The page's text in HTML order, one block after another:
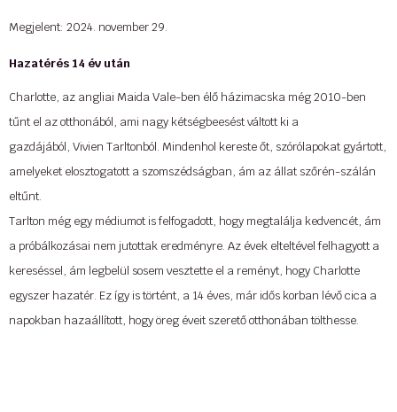
Megjelent: 2024. november 29.
Hazatérés 14 év után
Charlotte, az angliai Maida Vale-ben élő házimacska még 2010-ben
tűnt el az otthonából, ami nagy kétségbeesést váltott ki a
gazdájából, Vivien Tarltonból. Mindenhol kereste őt, szórólapokat gyártott,
amelyeket elosztogatott a szomszédságban, ám az állat szőrén-szálán
eltűnt.
Tarlton még egy médiumot is felfogadott, hogy megtalálja kedvencét, ám
a próbálkozásai nem jutottak eredményre. Az évek elteltével felhagyott a
kereséssel, ám legbelül sosem vesztette el a reményt, hogy Charlotte
egyszer hazatér. Ez így is történt, a 14 éves, már idős korban lévő cica a
napokban hazaállított, hogy öreg éveit szerető otthonában tölthesse.